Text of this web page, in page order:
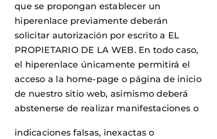
que se propongan establecer un
hiperenlace previamente deberán
solicitar autorización por escrito a EL
PROPIETARIO DE LA WEB. En todo caso,
el hiperenlace únicamente permitirá el
acceso a la home-page o página de inicio
de nuestro sitio web, asimismo deberá
abstenerse de realizar manifestaciones o
indicaciones falsas, inexactas o